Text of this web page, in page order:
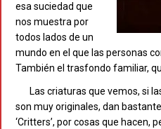
esa suciedad que
nos muestra por
todos lados de un
mundo en el que las personas
También el trasfondo familiar,
Las criaturas que vemos, si
son muy originales, dan
‘Critters’, por cosas que hacen,